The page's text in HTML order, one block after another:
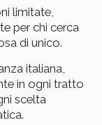
limitate,
per chi cerca
di unico.
italiana,
in ogni tratto
scelta